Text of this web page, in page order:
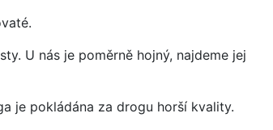
U nás je poměrně hojný, najdeme jej
je pokládána za drogu horší kvality.